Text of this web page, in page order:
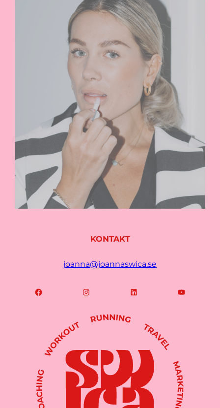
KONTAKT
joanna@joannaswica.se